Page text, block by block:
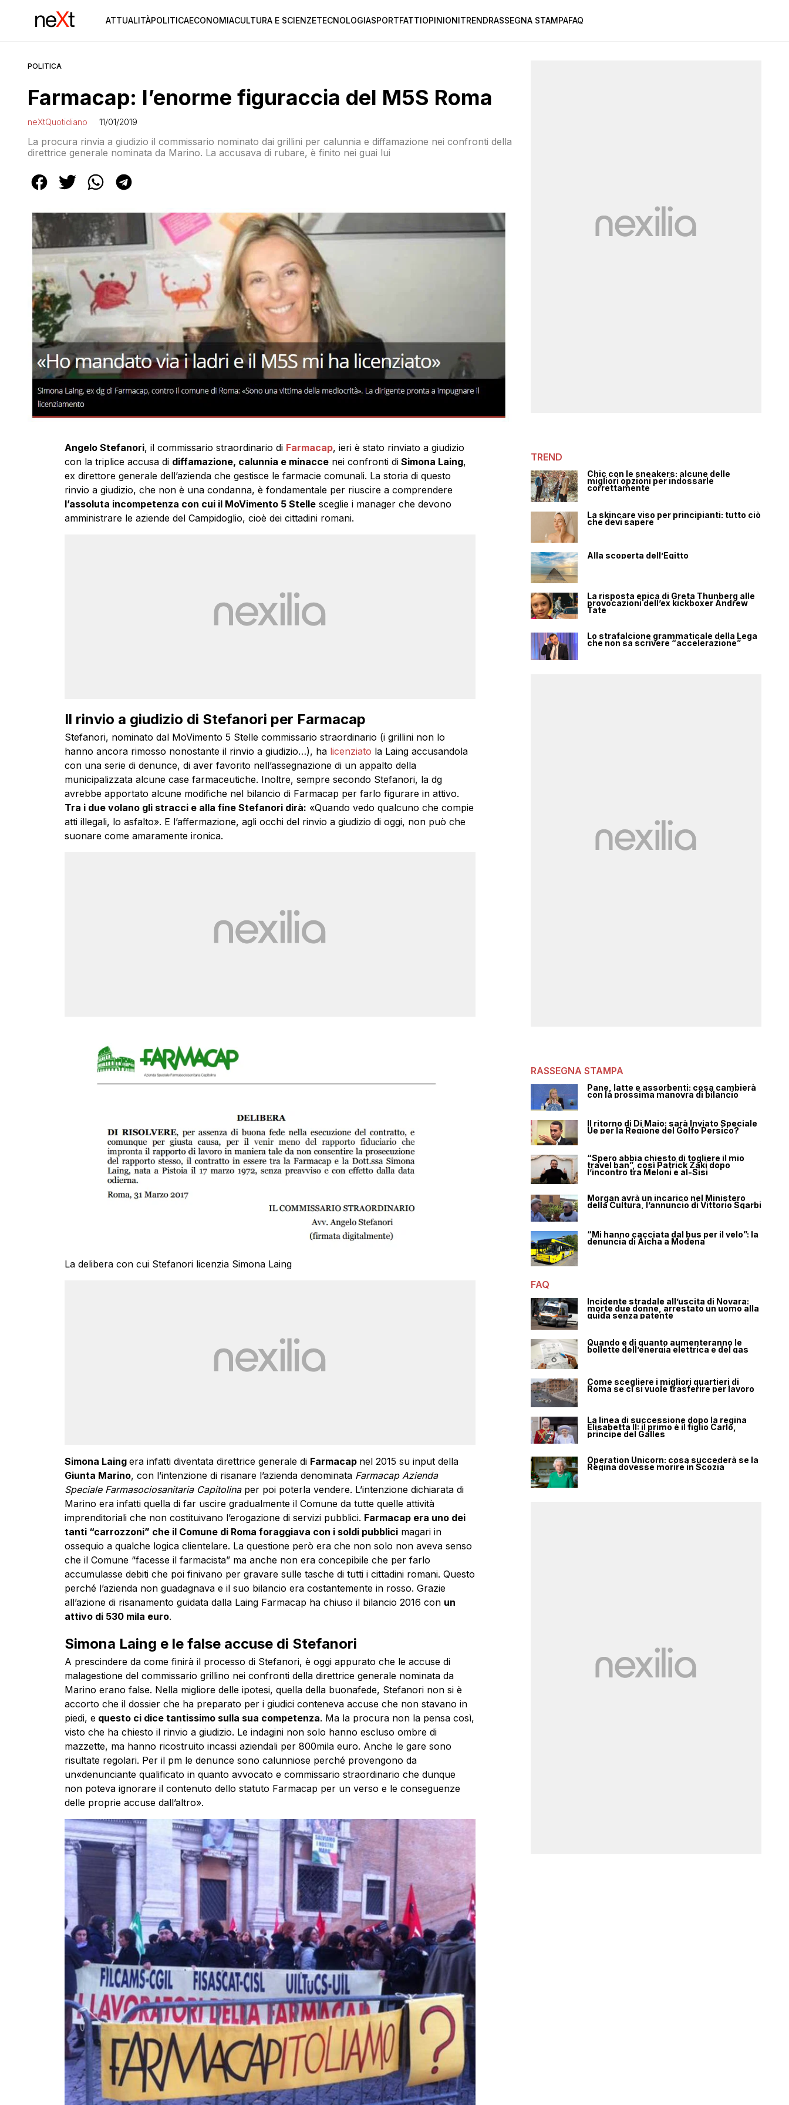
ATTUALITÀPOLITICAECONOMIACULTURA E SCIENZETECNOLOGIASPORTFATTIOPINIONITRENDRASSEGNA STAMPAFAQ
POLITICA
Farmacap: l’enorme figuraccia del M5S Roma
neXtQuotidiano 11/01/2019
La procura rinvia a giudizio il commissario nominato dai grillini per calunnia e diffamazione nei confronti della
direttrice generale nominata da Marino. La accusava di rubare, è finito nei guai lui
Angelo Stefanori, il commissario straordinario di Farmacap, ieri è stato rinviato a giudizio
con la triplice accusa di diffamazione, calunnia e minaccenei confronti diSimona Laing,
ex direttore generale dell’azienda che gestisce le farmacie comunali. La storia di questo
rinvio a giudizio, che non è una condanna, è fondamentale per riuscire a comprendere
l’assoluta incompetenza con cui il MoVimento 5 Stellesceglie i manager che devono
amministrare le aziende del Campidoglio, cioè dei cittadini romani.
Il rinvio a giudizio di Stefanori per Farmacap
Stefanori, nominato dal MoVimento 5 Stelle commissario straordinario (i grillini non lo
hanno ancora rimosso nonostante il rinvio a giudizio…), ha licenziato la Laing accusandola
con una serie di denunce, di aver favorito nell’assegnazione di un appalto della
municipalizzata alcune case farmaceutiche. Inoltre, sempre secondo Stefanori, la dg
avrebbe apportato alcune modifiche nel bilancio di Farmacap per farlo figurare in attivo.
Tra i due volano gli stracci e alla fine Stefanori dirà: «Quando vedo qualcuno che compie
atti illegali, lo asfalto». E l’affermazione, agli occhi del rinvio a giudizio di oggi, non può che
suonare come amaramente ironica.
La delibera con cui Stefanori licenzia Simona Laing
Simona Laing era infatti diventata direttrice generale di Farmacap nel 2015 su input della
Giunta Marino, con l’intenzione di risanare l’azienda denominataFarmacap Azienda
Speciale Farmasociosanitaria Capitolinaper poi poterla vendere. L’intenzione dichiarata di
Marino era infatti quella di far uscire gradualmente il Comune da tutte quelle attività
imprenditoriali che non costituivano l’erogazione di servizi pubblici. Farmacap era uno dei
tanti “carrozzoni” che il Comune di Roma foraggiava con i soldi pubblicimagari in
ossequio a qualche logica clientelare. La questione però era che non solo non aveva senso
che il Comune “facesse il farmacista” ma anche non era concepibile che per farlo
accumulasse debiti che poi finivano per gravare sulle tasche di tutti i cittadini romani. Questo
perché l’azienda non guadagnava e il suo bilancio era costantemente in rosso. Grazie
all’azione di risanamento guidata dalla Laing Farmacap ha chiuso il bilancio 2016 con un
attivo di 530 mila euro.
Simona Laing e le false accuse di Stefanori
A prescindere da come finirà il processo di Stefanori, è oggi appurato che le accuse di
malagestione del commissario grillino nei confronti della direttrice generale nominata da
Marino erano false. Nella migliore delle ipotesi, quella della buonafede, Stefanori non si è
accorto che il dossier che ha preparato per i giudici conteneva accuse che non stavano in
piedi, equesto ci dice tantissimo sulla sua competenza. Ma la procura non la pensa così,
visto che ha chiesto il rinvio a giudizio. Le indagini non solo hanno escluso ombre di
mazzette, ma hanno ricostruito incassi aziendali per 800mila euro. Anche le gare sono
risultate regolari. Per il pm le denunce sono calunniose perché provengono da
un«denunciante qualificato in quanto avvocato e commissario straordinario che dunque
non poteva ignorare il contenuto dello statuto Farmacap per un verso e le conseguenze
delle proprie accuse dall’altro».
TREND
Chic con le sneakers: alcune delle
migliori opzioni per indossarle
correttamente
La skincare viso per principianti: tutto ciò
che devi sapere
Alla scoperta dell’Egitto
La risposta epica di Greta Thunberg alle
provocazioni dell’ex kickboxer Andrew
Tate
Lo strafalcione grammaticale della Lega
che non sa scrivere “accelerazione”
RASSEGNA STAMPA
Pane, latte e assorbenti: cosa cambierà
con la prossima manovra di bilancio
Il ritorno di Di Maio: sarà Inviato Speciale
Ue per la Regione del Golfo Persico?
“Spero abbia chiesto di togliere il mio
travel ban”, così Patrick Zaki dopo
l’incontro tra Meloni e al-Sisi
Morgan avrà un incarico nel Ministero
della Cultura, l’annuncio di Vittorio Sgarbi
“Mi hanno cacciata dal bus per il velo”: la
denuncia di Aicha a Modena
FAQ
Incidente stradale all’uscita di Novara:
morte due donne, arrestato un uomo alla
guida senza patente
Quando e di quanto aumenteranno le
bollette dell’energia elettrica e del gas
Come scegliere i migliori quartieri di
Roma se ci si vuole trasferire per lavoro
La linea di successione dopo la regina
Elisabetta II: il primo è il figlio Carlo,
principe del Galles
Operation Unicorn: cosa succederà se la
Regina dovesse morire in Scozia